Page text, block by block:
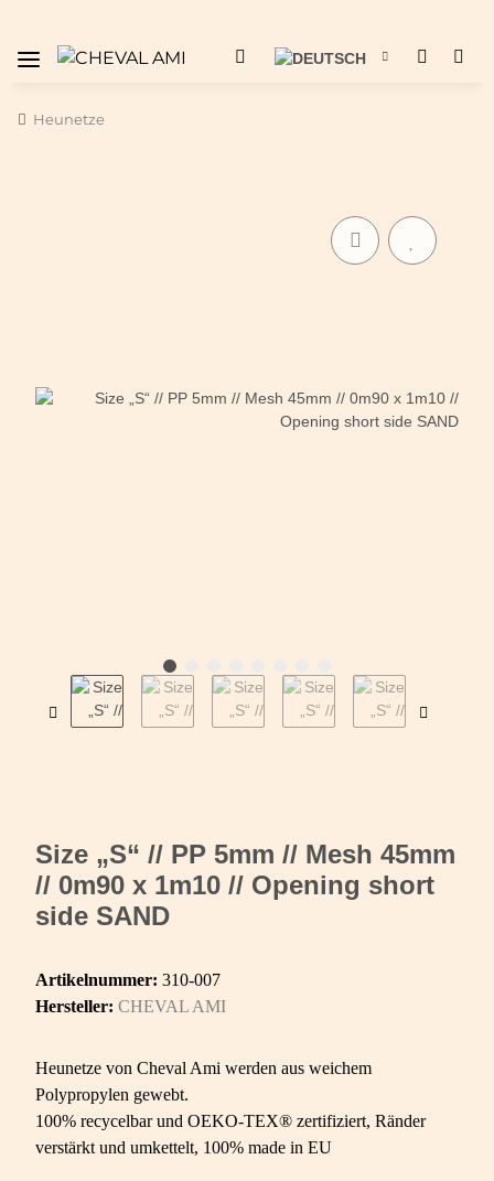
Heunetze
Size „S“ // PP 5mm // Mesh 45mm
// 0m90 x 1m10 // Opening short
side SAND
Artikelnummer: 310-007
Hersteller: CHEVAL AMI
Heunetze von Cheval Ami werden aus weichem
Polypropylen gewebt.
100% recycelbar und OEKO-TEX® zertifiziert, Ränder
verstärkt und umkettelt, 100% made in EU